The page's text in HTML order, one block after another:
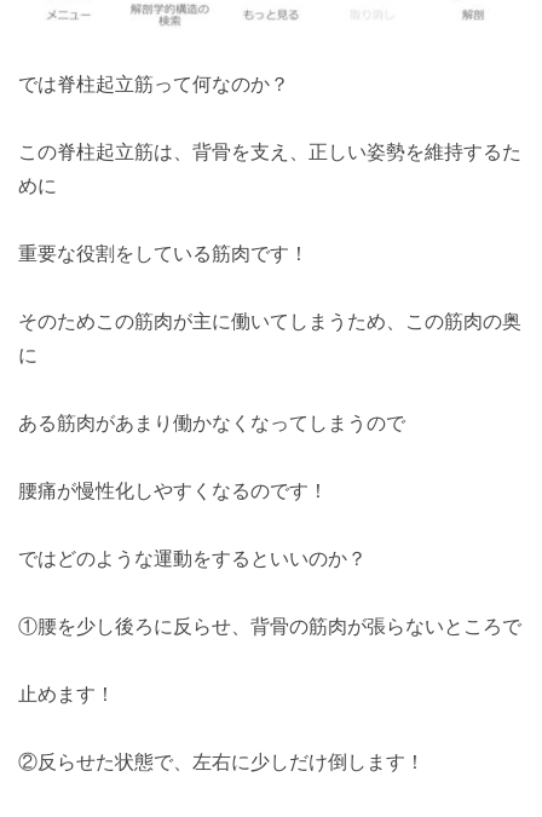
では脊柱起立筋って何なのか？
この脊柱起立筋は、背骨を支え、正しい姿勢を維持するた
めに
重要な役割をしている筋肉です！
そのためこの筋肉が主に働いてしまうため、この筋肉の奥
に
ある筋肉があまり働かなくなってしまうので
腰痛が慢性化しやすくなるのです！
ではどのような運動をするといいのか？
①腰を少し後ろに反らせ、背骨の筋肉が張らないところで
止めます！
②反らせた状態で、左右に少しだけ倒します！